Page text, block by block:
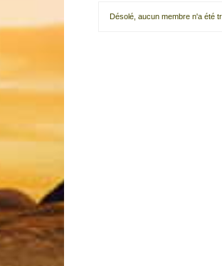
Désolé, aucun membre n'a été